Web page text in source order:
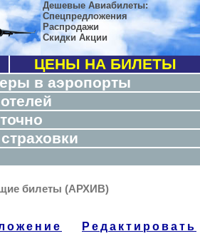
Дешевые Авиабилеты:
Спецпредложения
Распродажи
Скидки Акции
ЦЕНЫ НА БИЛЕТЫ
в аэропорты
билеты (АРХИВ)
Редактировать